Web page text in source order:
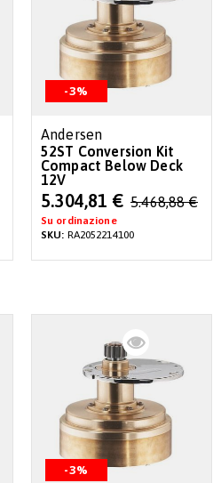
-3%
Andersen
52ST Conversion Kit
Compact Below Deck
12V
Special
Price
5.304,81 € 5.468,88 €
Su ordinazione
SKU: RA2052214100
-3%